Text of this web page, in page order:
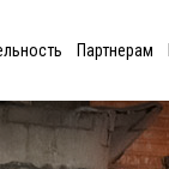
Партнерам